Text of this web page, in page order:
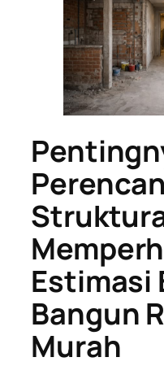
Estimasi
Bangun
Murah